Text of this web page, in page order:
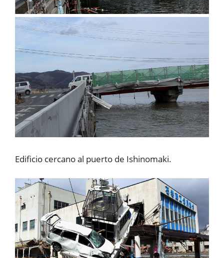
Edificio cercano al puerto de Ishinomaki.